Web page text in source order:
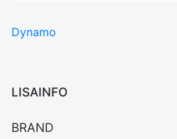
MU71
RP
CAB71
Dynamo
LISAINFO
BRAND